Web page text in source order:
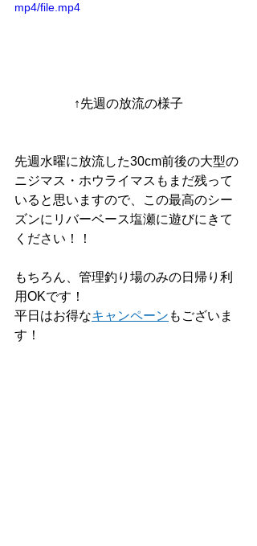
mp4/file.mp4
↑先週の放流の様子
先週水曜に放流した30cm前後の大型の
ニジマス・ホウライマスもまだ残って
いると思いますので、この最高のシー
ズンにリバーベース塩瀬に遊びにきて
ください！！
もちろん、管理釣り場のみの日帰り利
用OKです！
平日はお得なキャンペーン もございま
す！